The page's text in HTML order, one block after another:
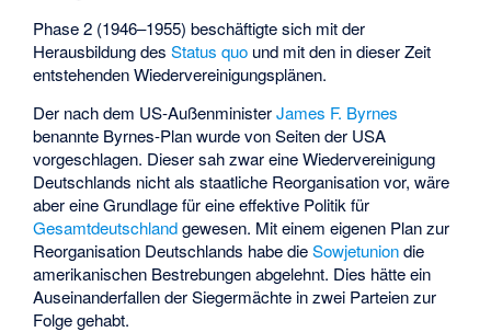
Phase 2 (1946–1955) beschäftigte sich mit der
Herausbildung desStatus quo und mit den in dieser Zeit
entstehenden Wiedervereinigungsplänen.
Der nach dem US-AußenministerJames F. Byrnes
benannte Byrnes-Plan wurde von Seiten der USA
vorgeschlagen. Dieser sah zwar eine Wiedervereinigung
Deutschlands nicht als staatliche Reorganisation vor, wäre
aber eine Grundlage für eine effektive Politik für
Gesamtdeutschlandgewesen. Mit einem eigenen Plan zur
Reorganisation Deutschlands habe dieSowjetuniondie
amerikanischen Bestrebungen abgelehnt. Dies hätte ein
Auseinanderfallen der Siegermächte in zwei Parteien zur
Folge gehabt.